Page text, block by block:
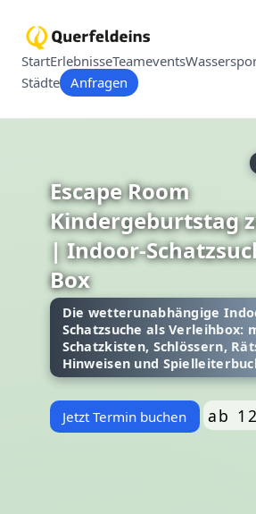
StartErlebnisseTeamevents
Städte Anfragen
Escape Room
Kindergeburtstag
| Indoor-
Box
Die wetterunabhängige
Schatzsuche als Verleihbox:
Schatzkisten, Schlössern,
Hinweisen und
Jetzt Termin buchen ab